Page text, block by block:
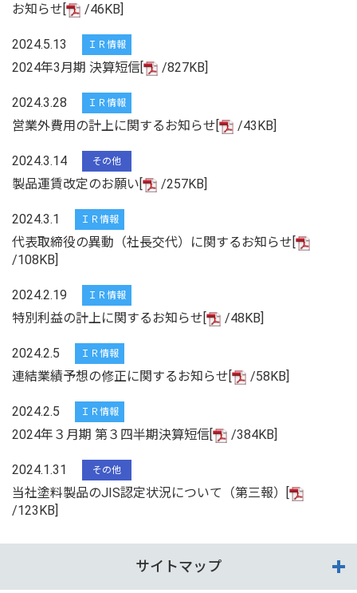
お知らせ[
/46KB]
2024.5.13 ＩＲ情報
2024年3月期 決算短信[ /827KB]
2024.3.28 ＩＲ情報
営業外費用の計上に関するお知らせ[ /43KB]
2024.3.14 その他
製品運賃改定のお願い[ /257KB]
2024.3.1 ＩＲ情報
代表取締役の異動（社長交代）に関するお知らせ[
/108KB]
2024.2.19 ＩＲ情報
特別利益の計上に関するお知らせ[ /48KB]
2024.2.5 ＩＲ情報
連結業績予想の修正に関するお知らせ[ /58KB]
2024.2.5 ＩＲ情報
2024年３月期 第３四半期決算短信[ /384KB]
2024.1.31 その他
当社塗料製品のJIS認定状況について（第三報）[
/123KB]
サイトマップ